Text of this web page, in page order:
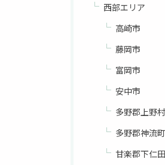
西部エリア
高崎市
藤岡市
富岡市
安中市
多野郡上野村
多野郡神流町
甘楽郡下仁